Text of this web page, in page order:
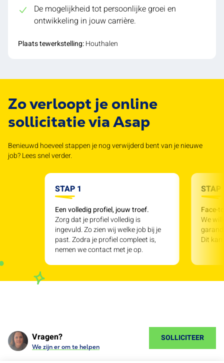
De mogelijkheid tot persoonlijke groei en
ontwikkeling in jouw carrière.
Plaats tewerkstelling:Houthalen
Zo verloopt je online
sollicitatie via Asap
Benieuwd hoeveel stappen je nog verwijderd bent van je nieuwe
job? Lees snel verder.
STAP 1
Een volledig profiel, jouw troef.
Zorg dat je profiel volledig is
ingevuld. Zo zien wij welke job bij je
past. Zodra je profiel compleet is,
nemen we contact met je op.
STAP
Face-
We
Dit
Vragen?
We zijn er om te helpen
SOLLICITEER